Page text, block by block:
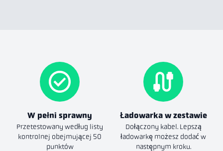
W pełni sprawny
Przetestowany według listy
kontrolnej obejmującej 50
punktów
Ładowarka w zestawie
Dołączony kabel. Lepszą
ładowarkę możesz dodać w
następnym kroku.